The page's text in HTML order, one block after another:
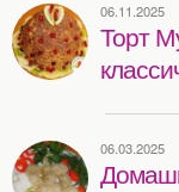
06.11.2025
Торт
06.03.2025